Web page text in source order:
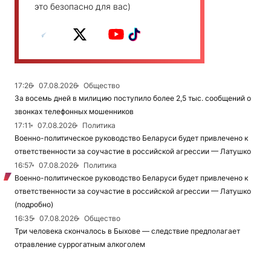
это безопасно для вас)
17:26 07.08.2026
Общество
За восемь дней в милицию поступило более 2,5 тыс. сообщений о
звонках телефонных мошенников
17:11
07.08.2026
Политика
Военно-политическое руководство Беларуси будет привлечено к
ответственности за соучастие в российской агрессии — Латушко
16:57
07.08.2026
Политика
Военно-политическое руководство Беларуси будет привлечено к
ответственности за соучастие в российской агрессии — Латушко
(подробно)
16:35
07.08.2026
Общество
Три человека скончалось в Быхове — следствие предполагает
отравление суррогатным алкоголем